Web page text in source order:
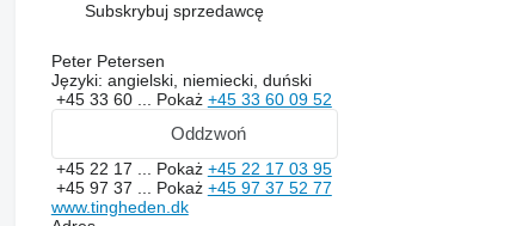
Subskrybuj sprzedawcę
Peter Petersen
Języki: angielski, niemiecki, duński
+45 33 60 ... Pokaż +45 33 60 09 52
Oddzwoń
+45 22 17 ... Pokaż +45 22 17 03 95
+45 97 37 ... Pokaż +45 97 37 52 77
www.tingheden.dk